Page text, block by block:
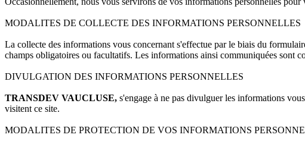
MODALITES DE COLLECTE DES INFORMATIONS PERSONNELLES
La collecte des informations vous concernant s'effectue par le biais du
champs obligatoires ou facultatifs. Les informations ainsi communiquées sont
DIVULGATION DES INFORMATIONS PERSONNELLES
TRANSDEV VAUCLUSE, s'engage à ne pas divulguer les informations
visitent ce site.
MODALITES DE PROTECTION DE VOS INFORMATIONS